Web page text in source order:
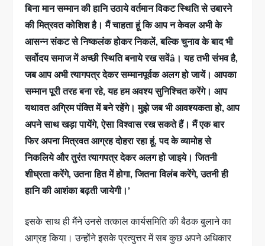
बिना मान सम्मान की हानि उठाये वर्तमान विकट स्थिति से उबारने
की मित्रवत कोशिश है। मैं चाहता हूं कि आप न केवल अभी के
आसन्न संकट से निष्कलंक होकर निकलें, बल्कि चुनाव के बाद भी
सर्वोदय समाज में अच्छी स्थिति बनाये रख सवेंâ। यह तभी संभव है,
जब आप अभी त्यागपत्र देकर सम्मानपूर्वक अलग हो जायें। आपका
सम्मान पूरी तरह बना रहे, यह हम अवश्य सुनिश्चित करेंगे। आप
यथावत अग्रिम पंक्ति में बने रहेंगे। मुझे जब भी आवश्यकता हो, आप
अपने साथ खड़ा पायेंगे, ऐसा विश्वास रख सकते हैं। मैं एक बार
फिर अपना मित्रवत आग्रह दोहरा रहा हूं, पद के व्यामोह से
निकलिये और तुरंत त्यागपत्र देकर अलग हो जाइये। जितनी
शीघ्रता करेंगे, उतना हित में होगा, जितना विलंब करेंगे, उतनी ही
हानि की आशंका बढ़ती जायेगी।’
इसके साथ ही मैंने उनसे तत्काल कार्यसमिति की बैठक बुलाने का
आग्रह किया। उन्होंने इसके प्रत्युत्तर में सब कुछ अपने अधिकार